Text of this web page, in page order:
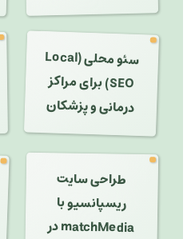
سئو محلی (Local
SEO) برای مراکز
درمانی و پزشکان
طراحی سایت
ریسپانسیو با
matchMedia در